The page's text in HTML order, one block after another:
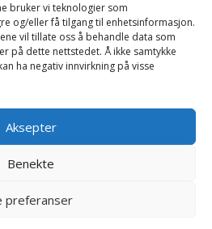
bruker vi teknologier som
og/eller få tilgang til enhetsinformasjon.
vil tillate oss å behandle data som
på dette nettstedet. Å ikke samtykke
ha negativ innvirkning på visse
Aksepter
Benekte
preferanser
for privat eller bedrift?
for en uforpliktende prat...